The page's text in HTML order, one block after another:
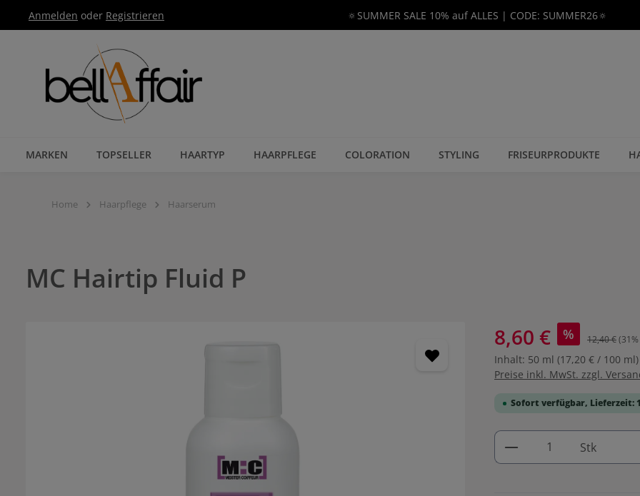
Hauptnavigation springen
Anmelden oder Registrieren 🔅SUMMER SALE 10% auf ALLES | CODE: SUMMER26🔅
MARKEN TOPSELLER HAARTYP HAARPFLEGE COLORATION STYLING FRISEURPRODUKTE
Home Haarpflege Haarserum
MC Hairtip Fluid P
8,60 € % 12,40 €
Inhalt: 50 ml (17,20 € / 100 ml)
Preise inkl. MwSt. zzgl.
Sofort verfügbar, Lieferzeit:
Produkt Anzahl:
Stk